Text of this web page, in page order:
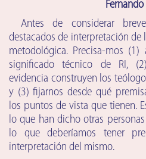
Antes de considerar
destacados de interpretación de
metodológica. Precisa-mos
significado técnico de RI,
evidencia construyen los
y (3) fijarnos desde qué
los puntos de vista que tienen.
lo que han dicho otras
lo que deberíamos tener
interpretación del mismo.